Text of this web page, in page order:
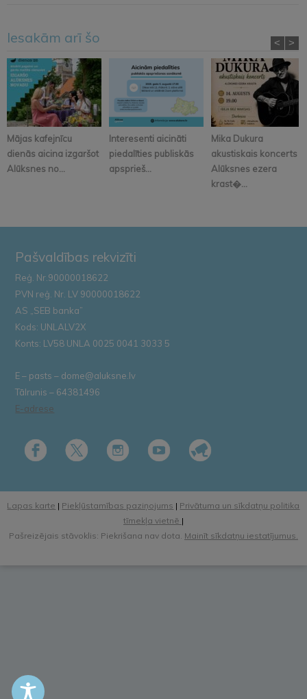
Iesakām arī šo
Mājas kafejnīcu
dienās aicina izgaršot
Alūksnes no...
Interesenti aicināti
piedalīties publiskās
apsprieš...
Mika Dukura
akustiskais koncerts
Alūksnes ezera
krast�...
< >
Pašvaldības rekvizīti
Reģ. Nr.90000018622
PVN reģ. Nr. LV 90000018622
AS „SEB banka”
Kods: UNLALV2X
Konts: LV58 UNLA 0025 0041 3033 5
E – pasts – dome@aluksne.lv
Tālrunis – 64381496
E-adrese
Lapas karte | Piekļūstamības paziņojums | Privātuma un sīkdatņu politika
tīmekļa vietnē |
Pašreizējais stāvoklis: Piekrišana nav dota. Mainīt sīkdatņu iestatījumus.